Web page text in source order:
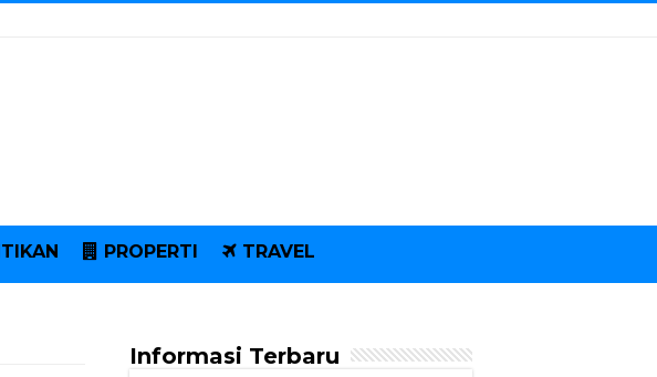
PROPERTI TRAVEL
Informasi Terbaru